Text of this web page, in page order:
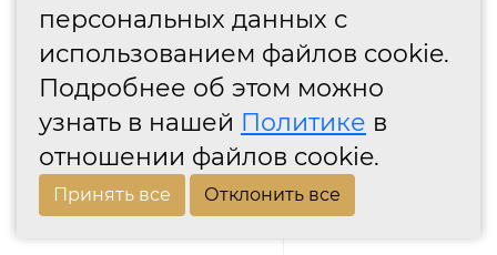
персональных данных с
использованием файлов cookie.
Подробнее об этом можно
узнать в нашей Политике в
отношении файлов cookie.
Принять все Отклонить все